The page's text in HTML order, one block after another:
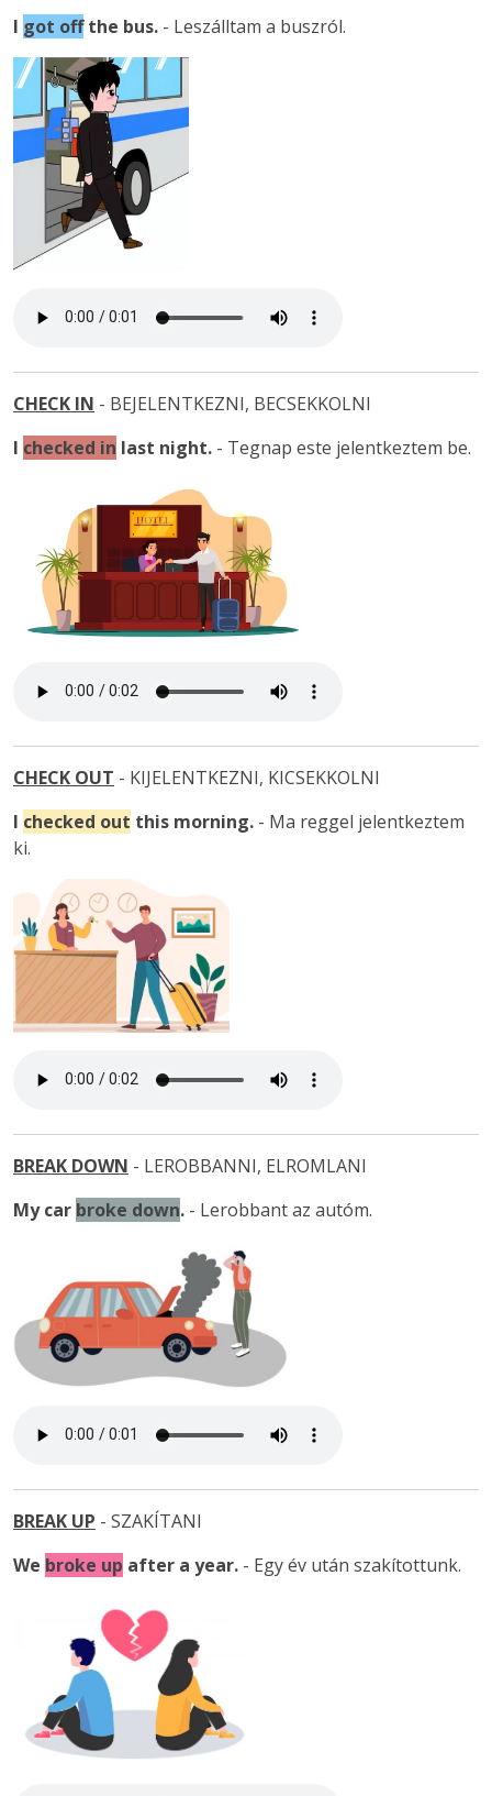
I got offthe bus. - Leszálltam a buszról.
CHECK IN - BEJELENTKEZNI, BECSEKKOLNI
I checked in last night. - Tegnap este jelentkeztem be.
CHECK OUT - KIJELENTKEZNI, KICSEKKOLNI
I checked out this morning. - Ma reggel jelentkeztem
ki.
BREAK DOWN - LEROBBANNI, ELROMLANI
My car broke down. - Lerobbant az autóm.
BREAK UP - SZAKÍTANI
We broke up after a year. - Egy év után szakítottunk.